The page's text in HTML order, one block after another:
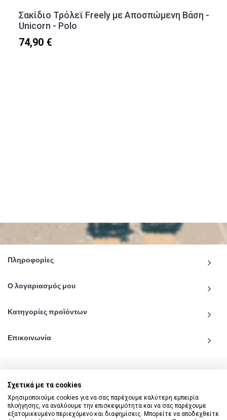
Σακίδιο Τρόλεϊ Freely με Αποσπώμενη Βάση -
Unicorn - Polo
74,90 €
Πληροφορίες
Ο λογαριασμός μου
Κατηγορίες προϊόντων
Επικοινωνία
© 2020 - 2026 katiginetai.gr All Rights Reserved.
Σχετικά με τα cookies
Χρησιμοποιούμε cookies για να σας παρέχουμε καλύτερη εμπειρία
πλοήγησης, να αναλύουμε την επισκεψιμότητα και να σας παρέχουμε
εξατομικευμένο περιεχόμενο και διαφημίσεις. Μπορείτε να αποδεχθείτε